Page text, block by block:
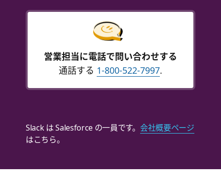
営業担当に電話で問い合わせする
通話する 1-800-522-7997.
Slack は Salesforce の一員です。 会社概要ページ
はこちら。